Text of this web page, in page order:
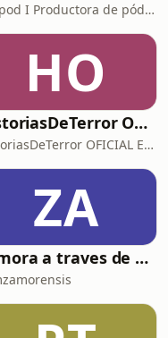
Loupod I Productora de pódcast
HO
HistoriasDeTerror OFICIAL ESP
HistoriasDeTerror OFICIAL ESP
ZA
Zamora a traves de su historia.